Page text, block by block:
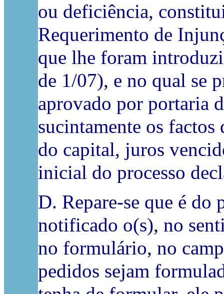
ou deficiência,
Requerimento de
que lhe foram
de 1/07), e no qual se
aprovado por portaria
sucintamente os
do capital, juros
inicial do processo
D. Repare-se que é do
notificado o(s), no
no formulário, no
pedidos sejam